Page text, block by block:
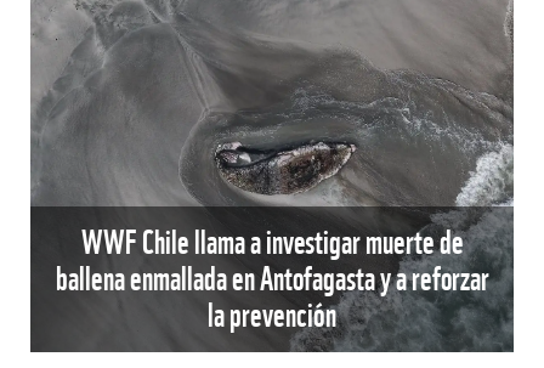
WWF Chile llama a investigar muerte de
ballena enmallada en Antofagasta y a reforzar
la prevención